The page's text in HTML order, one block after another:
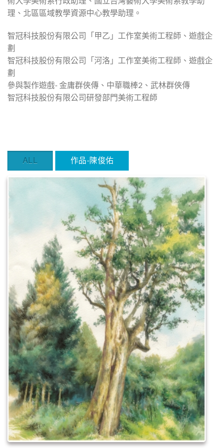
理、北區區域教學資源中心教學助理。
智冠科技股份有限公司「甲乙」工作室美術工程師、遊戲企
劃
智冠科技股份有限公司「河洛」工作室美術工程師、遊戲企
劃
參與製作遊戲- 金庸群俠傳、中華職棒2、武林群俠傳
智冠科技股份有限公司研發部門美術工程師
ALL 作品-陳俊佑